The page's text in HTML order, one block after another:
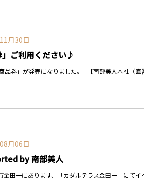
月30日
」ご利用ください♪
品券」が発売になりました。 【南部美人本社（
月06日
by 南部美人
田一にあります、「カダルテラス金田一」にて